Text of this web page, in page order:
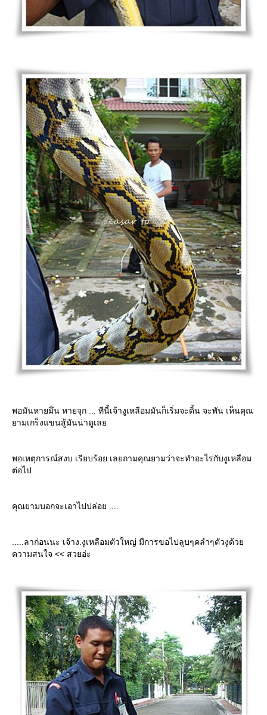
พอมันหายมึน หายจุก ... ทีนี้เจ้างูเหลือมมันก็เริ่มจะดิ้น จะพัน เห็นคุณ
ามเกร็งแขนสู้มันน่าดูเล
พอเหตุการณ์สงบ เรียบร้อย เลยถามคุณยามว่าจะทำอะไรกับงูเหลือม
ต่อไป
คุณยามบอกจะเอาไปปล่อย ....
.....ลาก่อนนะ เจ้าง.งูเหลือมตัวใหญ่ มีการขอไปลูบๆคลำๆตัวงูด้ว
ความสนใจ << สวยอ่ะ